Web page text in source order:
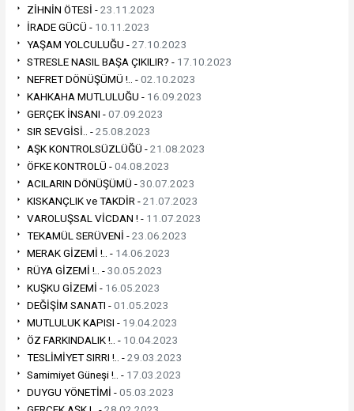
ZİHNİN ÖTESİ -23.11.2023
İRADE GÜCÜ - 10.11.2023
YAŞAM YOLCULUĞU -27.10.2023
STRESLE NASIL BAŞA ÇIKILIR? - 17.10.2023
NEFRET DÖNÜŞÜMÜ !.. -02.10.2023
KAHKAHA MUTLULUĞU - 16.09.2023
GERÇEK İNSANI -07.09.2023
SIR SEVGİSİ.. -25.08.2023
AŞK KONTROLSÜZLÜĞÜ -21.08.2023
ÖFKE KONTROLÜ -04.08.2023
ACILARIN DÖNÜŞÜMÜ -30.07.2023
KISKANÇLIK ve TAKDİR -21.07.2023
VAROLUŞSAL VİCDAN ! - 11.07.2023
TEKAMÜL SERÜVENİ -23.06.2023
MERAK GİZEMİ !.. - 14.06.2023
RÜYA GİZEMİ !.. -30.05.2023
KUŞKU GİZEMİ - 16.05.2023
DEĞİŞİM SANATI -01.05.2023
MUTLULUK KAPISI - 19.04.2023
ÖZ FARKINDALIK !.. - 10.04.2023
TESLİMİYET SIRRI !.. -29.03.2023
Samimiyet Güneşi !.. - 17.03.2023
DUYGU YÖNETİMİ -05.03.2023